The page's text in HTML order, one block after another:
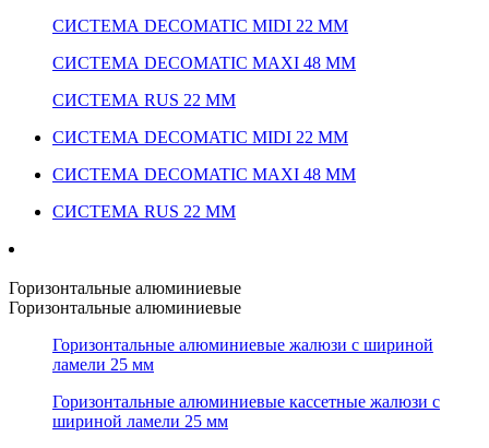
СИСТЕМА DECOMATIC MIDI 22 ММ
СИСТЕМА DECOMATIC MAXI 48 ММ
СИСТЕМА RUS 22 ММ
СИСТЕМА DECOMATIC MIDI 22 ММ
СИСТЕМА DECOMATIC MAXI 48 ММ
СИСТЕМА RUS 22 ММ
Горизонтальные алюминиевые
Горизонтальные алюминиевые
Горизонтальные алюминиевые жалюзи с шириной
ламели 25 мм
Горизонтальные алюминиевые кассетные жалюзи с
шириной ламели 25 мм